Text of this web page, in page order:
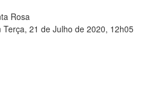
Rosa
Terça, 21 de Julho de 2020, 12h05